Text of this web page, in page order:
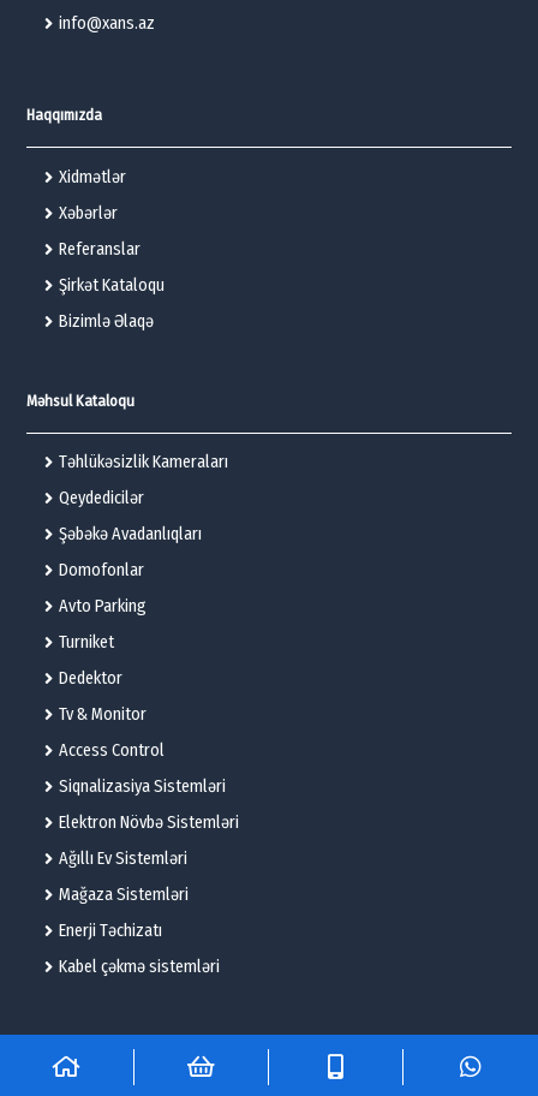
info@xans.az
Haqqımızda
Xidmətlər
Xəbərlər
Referanslar
Şirkət Kataloqu
Bizimlə Əlaqə
Məhsul Kataloqu
Təhlükəsizlik Kameraları
Qeydedicilər
Şəbəkə Avadanlıqları
Domofonlar
Avto Parking
Turniket
Dedektor
Tv & Monitor
Access Control
Siqnalizasiya Sistemləri
Elektron Növbə Sistemləri
Ağıllı Ev Sistemləri
Mağaza Sistemləri
Enerji Təchizatı
Kabel çəkmə sistemləri
© 2025 – Flame Technologies